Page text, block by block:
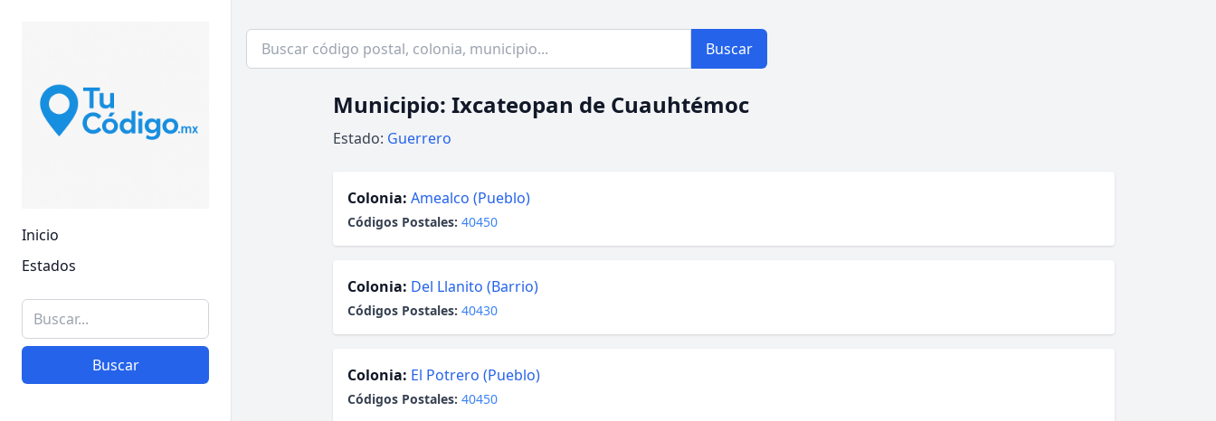
Inicio
Estados
Buscar
Buscar
Municipio: Ixcateopan de Cuauhtémoc
Estado: Guerrero
Colonia: Amealco (Pueblo)
Códigos Postales: 40450
Colonia: Del Llanito (Barrio)
Códigos Postales: 40430
Colonia: El Potrero (Pueblo)
Códigos Postales: 40450